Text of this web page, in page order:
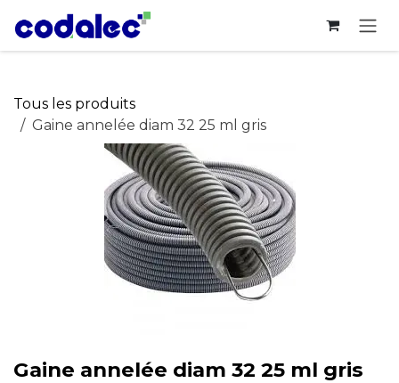
Se rendre au contenu
Tous les produits
Gaine annelée diam 32 25 ml gris
Gaine annelée diam 32 25 ml gris